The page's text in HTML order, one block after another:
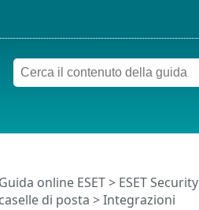
Guida online ESET> ESET
caselle di posta > Integrazioni